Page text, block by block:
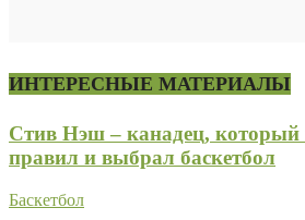
ИНТЕРЕСНЫЕ МАТЕРИАЛЫ
Стив Нэш – канадец,
правил и выбрал баскетбол
Баскетбол